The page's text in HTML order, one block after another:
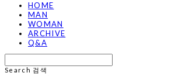
HOME
MAN
WOMAN
ARCHIVE
Q&A
Search 검색